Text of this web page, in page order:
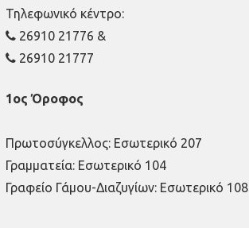
Τηλεφωνικό κέντρο:
26910 21776 &
26910 21777
1ος Όροφος
Πρωτοσύγκελλος: Εσωτερικό 207
Γραμματεία: Εσωτερικό 104
Γραφείο Γάμου-Διαζυγίων: Εσωτερικό 108